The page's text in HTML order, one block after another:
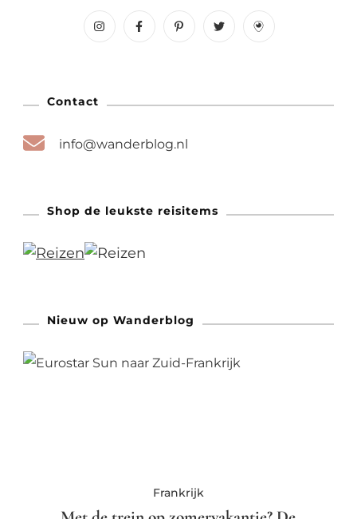
Contact
info@wanderblog.nl
Shop de leukste reisitems
Nieuw op Wanderblog
Frankrijk